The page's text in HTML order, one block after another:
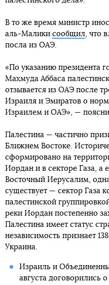
В то же время министр
аль-Малики сообщил, что
посла из ОАЭ.
«По указанию президента
Махмуда Аббаса
отзывается из ОАЭ после
Израиля и Эмиратов о
Израилем и ОАЭ», —
Палестина — частично
Ближнем Востоке.
сформировано на
Иордан и в секторе Газа, а
Восточный Иерусалим,
существует — сектор Газа
палестинской
реки Иордан постепенно
Палестина имеет статус
независимость признает
Украина.
Израиль и
августа договорились